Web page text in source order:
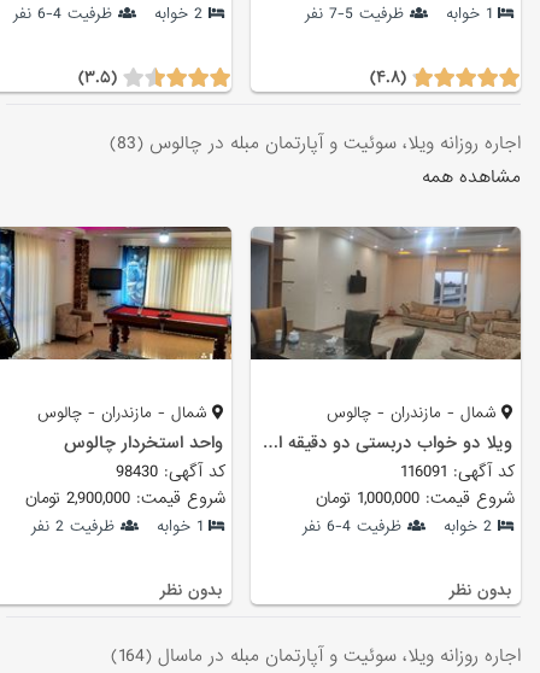
1 خوابه ظرفیت 5-7 نفر
(۴.۸)
2 خوابه ظرفیت 4-6 نفر
(۳.۵)
اجاره روزانه ویلا، سوئیت و آپارتمان مبله در چالوس (83)
مشاهده همه
شمال - مازندران - چالوس
ویلا دو خواب دربستی دو دقیقه ای دریا
کد آگهی: 116091
شروع قیمت: 1,000,000 تومان
2 خوابه ظرفیت 4-6 نفر
بدون نظر
شمال - مازندران - چالوس
واحد استخردار چالوس
کد آگهی: 98430
شروع قیمت: 2,900,000 تومان
1 خوابه ظرفیت 2 نفر
بدون نظر
اجاره روزانه ویلا، سوئیت و آپارتمان مبله در ماسال (164)